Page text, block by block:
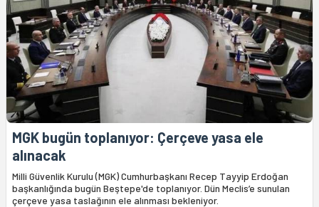
MGK bugün toplanıyor: Çerçeve yasa ele
alınacak
Milli Güvenlik Kurulu (MGK) Cumhurbaşkanı Recep Tayyip Erdoğan
başkanlığında bugün Beştepe'de toplanıyor. Dün Meclis’e sunulan
çerçeve yasa taslağının ele alınması bekleniyor.